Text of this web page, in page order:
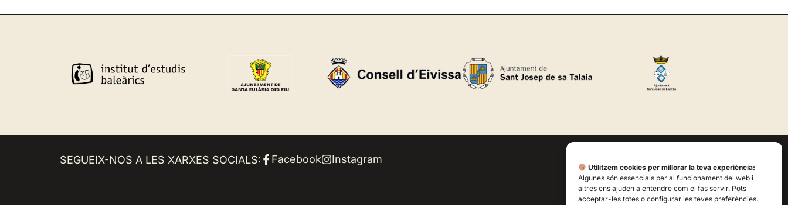
Utilitzem cookies per millorar la teva experiència:
Algunes són essencials per al funcionament del web i
altres ens ajuden a entendre com el fas servir. Pots
acceptar-les totes o configurar les teves preferències.
SEGUEIX-NOS A LES XARXES SOCIALS: Facebook Instagram